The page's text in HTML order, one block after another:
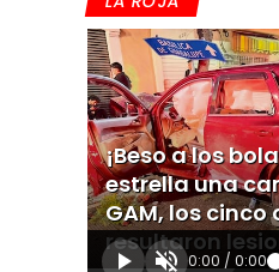
¡Beso a los
estrella una
GAM, los
resultaron
0:00 / 0:00